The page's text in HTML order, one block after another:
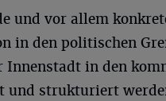
und vor allem
in den politischen
Innenstadt in den
und strukturiert